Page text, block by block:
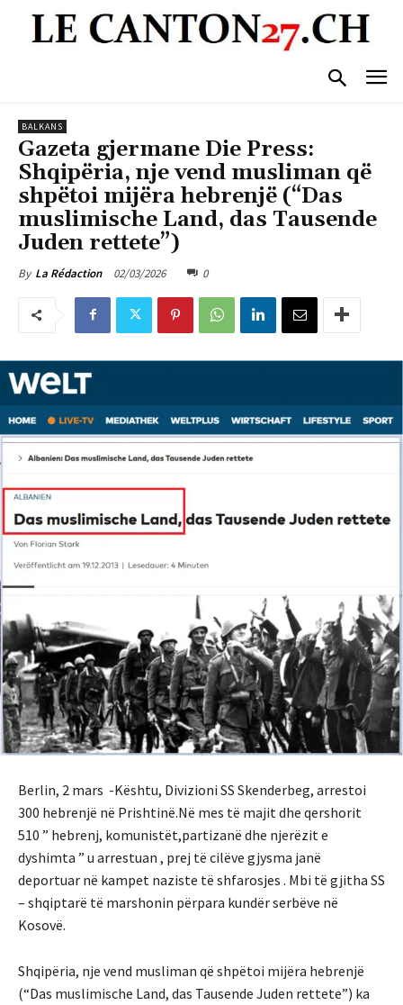
BALKANS
Gazeta gjermane Die Press:
Shqipëria, nje vend musliman që
shpëtoi mijëra hebrenjë (“Das
muslimische Land, das Tausende
Juden rettete”)
By La Rédaction 02/03/2026 0
Berlin, 2 mars -Kështu, Divizioni SS Skenderbeg, arrestoi
300 hebrenjë në Prishtinë.Në mes të majit dhe qershorit
510 ” hebrenj, komunistët,partizanë dhe njerëzit e
dyshimta ” u arrestuan , prej të cilëve gjysma janë
deportuar në kampet naziste të shfarosjes . Mbi të gjitha SS
– shqiptarë të marshonin përpara kundër serbëve në
Kosovë.
Shqipëria, nje vend musliman që shpëtoi mijëra hebrenjë
(“Das muslimische Land, das Tausende Juden rettete”) ka